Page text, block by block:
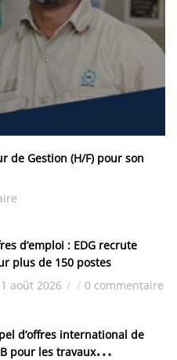
de Gestion (H/F) pour son
d’emploi : EDG recrute
plus de 150 postes
1 août 2026 / / 0 commentaire
d’offres international de
pour les travaux